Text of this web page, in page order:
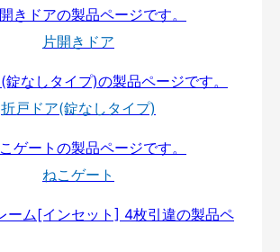
片開きドア
折戸ドア(錠なしタイプ)
ねこゲート